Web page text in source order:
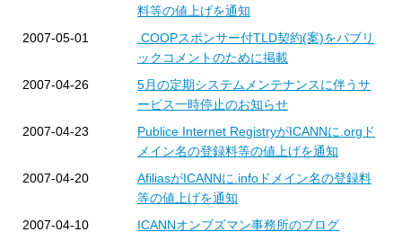
料等の値上げを通知
2007-05-01
.COOPスポンサー付TLD契約(案)をパブリ
ックコメントのために掲載
2007-04-26
5月の定期システムメンテナンスに伴うサ
ービス一時停止のお知らせ
2007-04-23
Publice Internet RegistryがICANNに.orgド
メイン名の登録料等の値上げを通知
2007-04-20
AfiliasがICANNに.infoドメイン名の登録料
等の値上げを通知
2007-04-10
ICANNオンブズマン事務所のブログ